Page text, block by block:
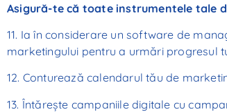
Asigură-te că toate instrumentele tale
11. Ia în considerare un software de
marketingului pentru a urmări progresul
12. Conturează calendarul tău de
13. Întărește campaniile digitale cu